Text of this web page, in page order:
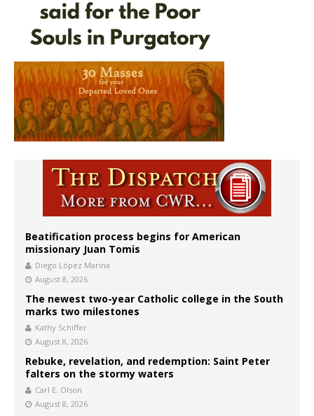
Beatification process begins for American
missionary Juan Tomis
Diego López Marina
August 8, 2026
The newest two-year Catholic college in the South
marks two milestones
Kathy Schiffer
August 8, 2026
Rebuke, revelation, and redemption: Saint Peter
falters on the stormy waters
Carl E. Olson
August 8, 2026